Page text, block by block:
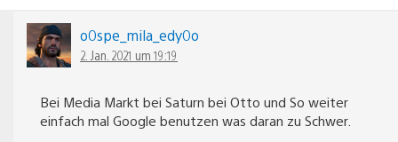
o0spe_mila_edy0o
2. Jan. 2021 um 19:19
Bei Media Markt bei Saturn bei Otto und So weiter
einfach mal Google benutzen was daran zu Schwer.